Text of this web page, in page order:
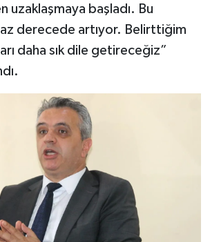
uzaklaşmaya başladı. Bu
derecede artıyor. Belirttiğim
daha sık dile getireceğiz”